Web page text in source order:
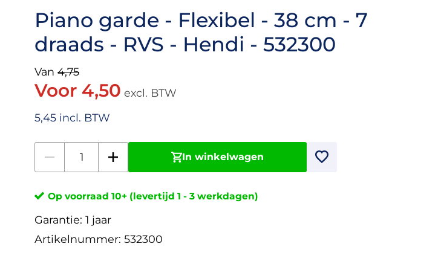
Piano garde - Flexibel - 38 cm - 7
draads - RVS - Hendi - 532300
Van 4,75
Voor 4,50 excl. BTW
5,45 incl. BTW
In winkelwagen
Op voorraad 10+ (levertijd 1 - 3 werkdagen)
Garantie: 1 jaar
Artikelnummer: 532300